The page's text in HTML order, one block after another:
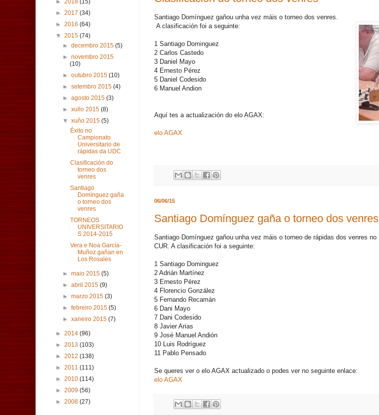
Santiago Domínguez gañou unha vez máis o torneo dos venres.
A clasificación foi a seguinte:
1 Santiago Dominguez
2 Carlos Castedo
3 Daniel Mayo
4 Ernesto Pérez
5 Daniel Codesido
6 Manuel Andion
Aquí tes a actualización do elo AGAX:
elo AGAX
06/06/15
Santiago Domínguez gaña o torneo dos venres
Santiago Domínguez gañou unha vez máis o torneo de rápidas dos venres no
CUR. A clasificación foi a seguinte:
1 Santiago Dominguez
2 Adrián Martínez
3 Ernesto Pérez
4 Florencio González
5 Fernando Recamán
6 Dani Mayo
7 Dani Codesido
8 Javier Arias
9 José Manuel Andión
10
Luis Rodríguez
11 Pablo Pensado
Se queres ver o elo AGAX actualizado o podes ver no seguinte enlace:
elo AGAX
► 2018 (15)
► 2017 (34)
► 2016 (64)
▼ 2015 (74)
►decembro 2015(5)
►novembro 2015
(10)
►outubro 2015(10)
►setembro 2015(4)
►agosto 2015(3)
►xullo 2015(8)
▼xuño 2015(5)
Éxito no
Campionato
Universitario de
rápidas da UDC
Clasificación do
torneo dos
venres
Santiago
Domínguez gaña
o torneo dos
venres
TORNEOS
UNIVERSITARIO
S 2014-2015
Vera e Noa García-
Muñoz gañan en
Los Rosales
►maio 2015(5)
►abril 2015(9)
►marzo 2015(3)
►febreiro 2015(5)
►xaneiro 2015(7)
► 2014 (96)
► 2013 (103)
► 2012 (138)
► 2011 (111)
► 2010 (114)
► 2009 (56)
► 2008 (27)